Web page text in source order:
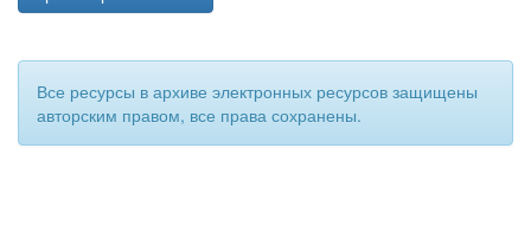
Все ресурсы в архиве электронных ресурсов защищены
авторским правом, все права сохранены.